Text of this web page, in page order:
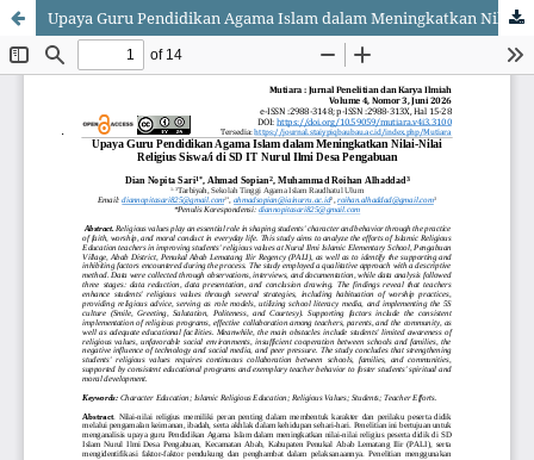
Upaya Guru Pendidikan Agama Islam dalam Meningkatkan Nilai-Nilai Religius Siswa/i di SD IT Nurul Ilmi Desa Pengabuan